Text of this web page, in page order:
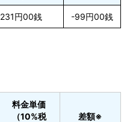
231円00銭 -99円00銭
料金単価
（10%税
差額※